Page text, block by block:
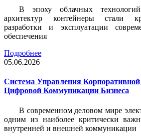
В эпоху облачных
архитектур контейнеры стали
разработки и эксплуатации
обеспечения
Подробнее
05.06.2026
Система Управления
Цифровой Коммуникации Бизнеса
В современном деловом мире
одним из наиболее критически
внутренней и внешней коммуникации